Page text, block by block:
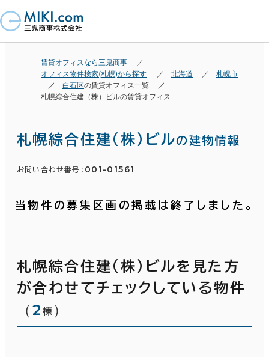
賃貸オフィスなら三鬼商事
オフィス物件検索(札幌)から探す
北海道
札幌市
白石区の賃貸オフィス一覧
札幌綜合住建（株）ビルの賃貸オフィス
札幌綜合住建（株）ビルの建物情報
お問い合わせ番号： 001-01561
当物件の募集区画の掲載は終了しました。
札幌綜合住建（株）ビルを見た方
が合わせてチェックしている物件
（2 棟 ）